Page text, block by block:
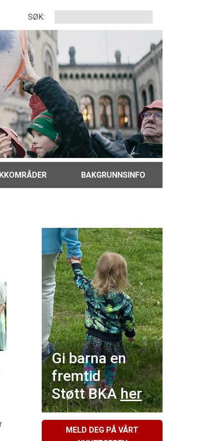
SØK:
BAKGRUNNSINFO
Gi barna en
fremtid
Støtt BKAher
MELD DEG PÅ VÅRT